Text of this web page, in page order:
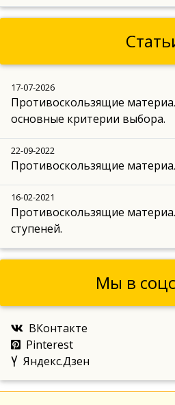
17-07-2026
Противоскользящие
основные критерии выбора.
22-09-2022
Противоскользящие
16-02-2021
Противоскользящие
ступеней.
Мы в
ВКонтакте
Pinterest
Яндекс.Дзен